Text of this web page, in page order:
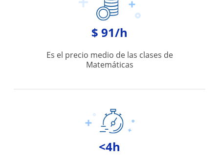
$ 91/h
Es el precio medio de las clases de
Matemáticas
<4h